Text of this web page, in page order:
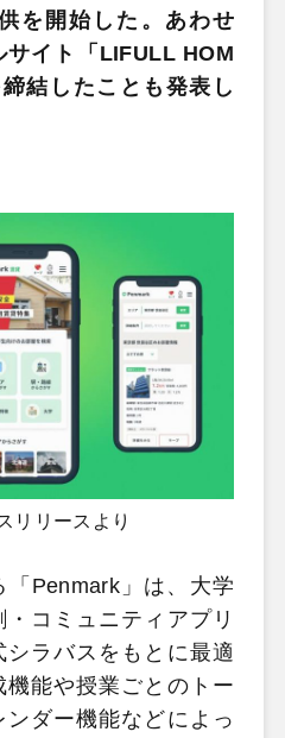
を開始した。あわせ
イト「LIFULL HOM
結したことも発表し
リリースより
「Penmark」は、大学
コミュニティアプリ
ラバスをもとに最適
能や授業ごとのトー
ダー機能などによっ